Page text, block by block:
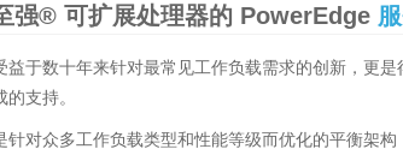
强® 可扩展处理器的 PowerEdge
于数十年来针对最常见工作负载需求的创新，更
支持。
对众多工作负载类型和性能等级而优化的平衡架